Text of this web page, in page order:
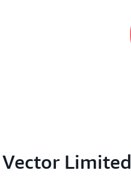
Vector Limited